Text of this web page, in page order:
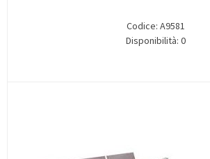
Codice: A9581
Disponibilità: 0